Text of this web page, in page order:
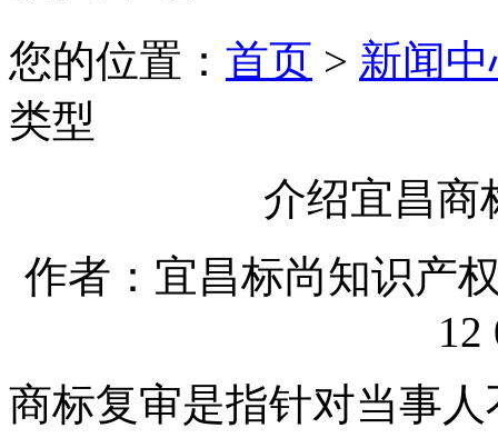
您的位置： 首页 > 新闻
类型
介绍宜昌商
作者：宜昌标尚知识产
12
商标复审是指针对当事